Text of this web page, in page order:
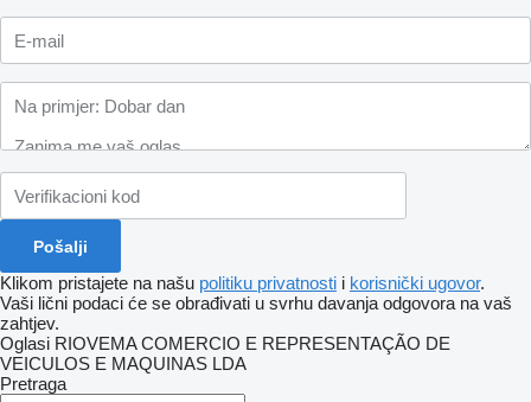
Klikom pristajete na našu politiku privatnosti i korisnički ugovor.
Vaši lični podaci će se obrađivati ​​u svrhu davanja odgovora na vaš
zahtjev.
Oglasi RIOVEMA COMERCIO E REPRESENTAÇÃO DE
VEICULOS E MAQUINAS LDA
Pretraga